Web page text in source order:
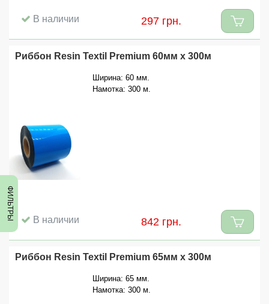
ФИЛЬТРЫ
В наличии 297 грн.
Риббон Resin Textil Premium 60мм x 300м
Ширина: 60 мм.
Намотка: 300 м.
В наличии 842 грн.
Риббон Resin Textil Premium 65мм x 300м
Ширина: 65 мм.
Намотка: 300 м.